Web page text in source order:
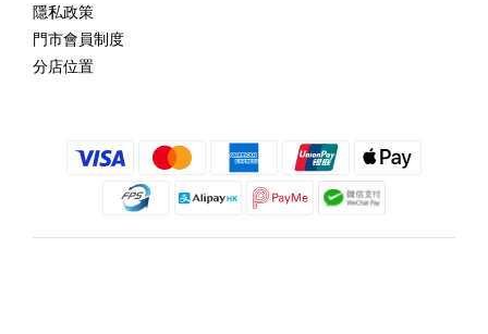
隱私政策
門市會員制度
分店位置